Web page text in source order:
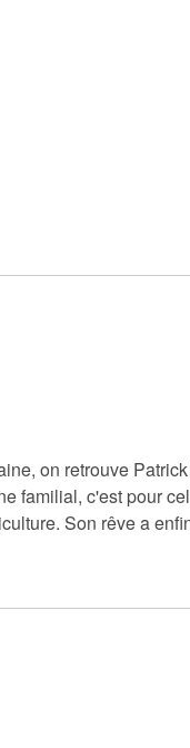
on retrouve
familial, c'est pour
Son rêve a